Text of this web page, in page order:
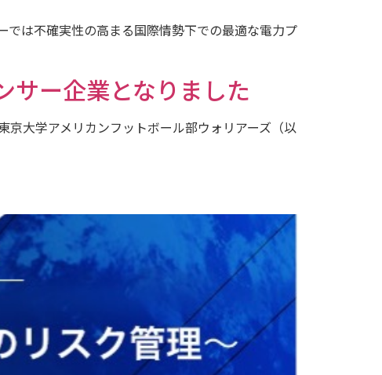
は不確実性の高まる国際情勢下での最適な電力プ
サー企業となりました
大学アメリカンフットボール部ウォリアーズ（以